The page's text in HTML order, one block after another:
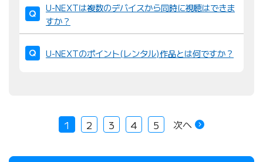
U-NEXTは複数のデバイスから同時に視聴はできま
すか？
U-NEXTのポイント(レンタル)作品とは何ですか？
1 2 3 4 5 次へ